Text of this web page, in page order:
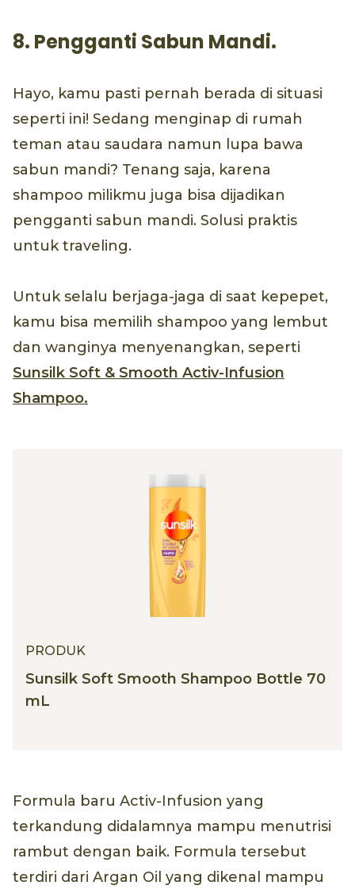
8. Pengganti Sabun Mandi.
Hayo, kamu pasti pernah berada di situasi
seperti ini! Sedang menginap di rumah
teman atau saudara namun lupa bawa
sabun mandi? Tenang saja, karena
shampoo milikmu juga bisa dijadikan
pengganti sabun mandi. Solusi praktis
untuk traveling.
Untuk selalu berjaga-jaga di saat kepepet,
kamu bisa memilih shampoo yang lembut
dan wanginya menyenangkan, seperti
Sunsilk Soft & Smooth Activ-Infusion
Shampoo.
PRODUK
Sunsilk Soft Smooth Shampoo Bottle 70
mL
Formula baru Activ-Infusion yang
terkandung didalamnya mampu menutrisi
rambut dengan baik. Formula tersebut
terdiri dari Argan Oil yang dikenal mampu